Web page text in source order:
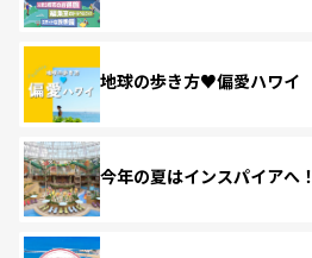
地球の歩き方♥偏愛ハワイ
今年の夏はインスパイアへ！